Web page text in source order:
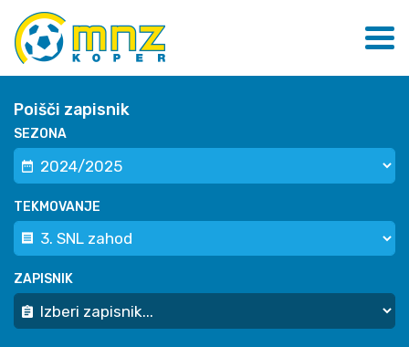
Poišči zapisnik
SEZONA
TEKMOVANJE
ZAPISNIK